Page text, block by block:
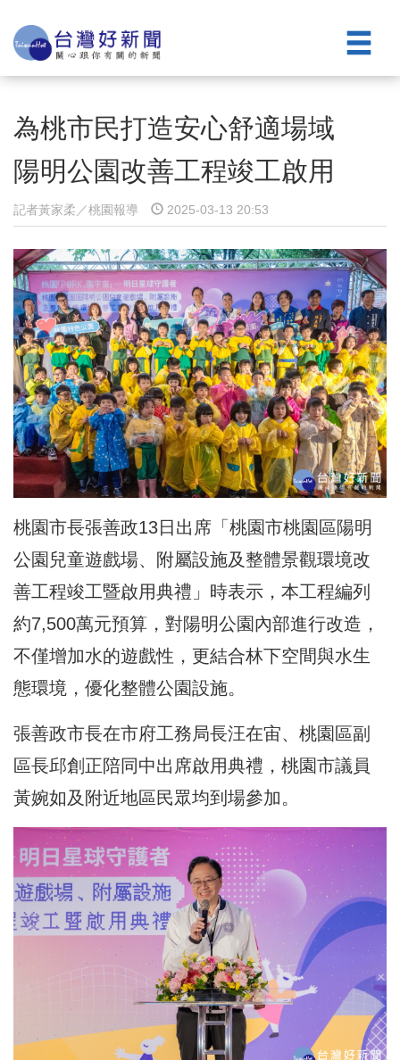
為桃市民打造安心舒適場域
陽明公園改善工程竣工啟用
記者黃家柔／桃園報導 2025-03-13 20:53
桃園市長張善政13日出席「桃園市桃園區陽明
公園兒童遊戲場、附屬設施及整體景觀環境改
善工程竣工暨啟用典禮」時表示，本工程編列
約7,500萬元預算，對陽明公園內部進行改造，
不僅增加水的遊戲性，更結合林下空間與水生
態環境，優化整體公園設施。
張善政市長在市府工務局長汪在宙、桃園區副
區長邱創正陪同中出席啟用典禮，桃園市議員
黃婉如及附近地區民眾均到場參加。